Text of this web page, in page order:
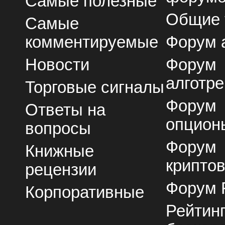
Самые
комментируемые
Новости
Торговые сигналы
Ответы на
вопросы
Книжные
рецензии
Корпоративные
Общие
Форум
Форум
Форум
Форум
Форум